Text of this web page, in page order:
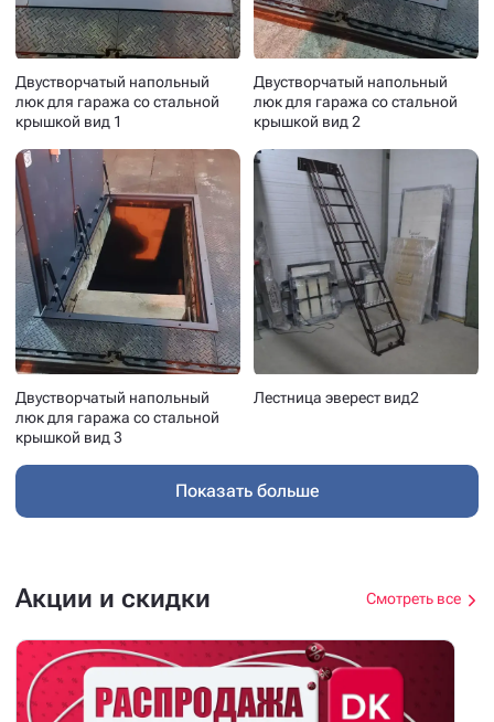
Двустворчатый напольный
люк для гаража со стальной
крышкой вид 1
Двустворчатый напольный
люк для гаража со стальной
крышкой вид 2
Двустворчатый напольный
люк для гаража со стальной
крышкой вид 3
Лестница эверест вид2
Показать больше
Акции и скидки Смотреть все